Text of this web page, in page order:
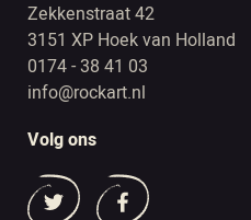
Zekkenstraat 42
3151 XP Hoek van Holland
0174 - 38 41 03
info@rockart.nl
Volg ons